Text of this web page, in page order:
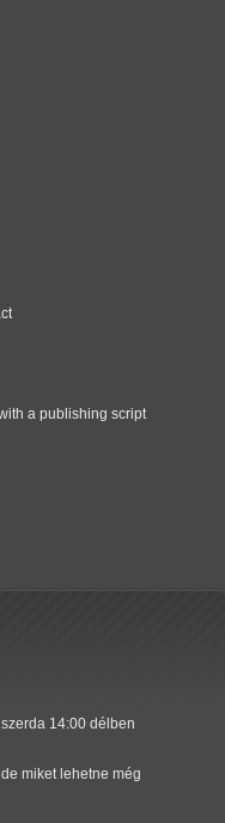
a publishing script
14:00 délben
miket lehetne még